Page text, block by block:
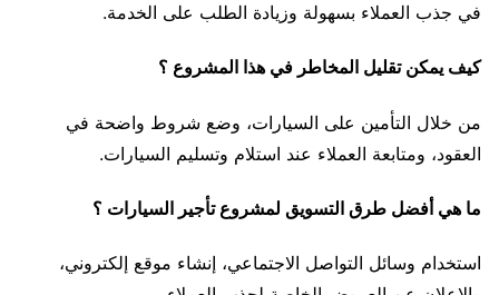
في جذب العملاء بسهولة وزيادة الطلب على الخدمة.
كيف يمكن تقليل المخاطر في هذا المشروع ؟
من خلال التأمين على السيارات، وضع شروط واضحة في
العقود، ومتابعة العملاء عند استلام وتسليم السيارات.
ما هي أفضل طرق التسويق لمشروع تأجير السيارات ؟
استخدام وسائل التواصل الاجتماعي، إنشاء موقع إلكتروني،